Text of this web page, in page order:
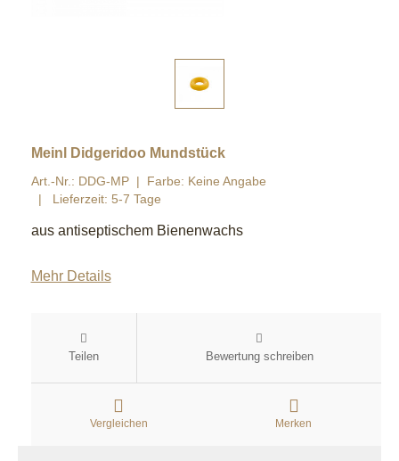
Meinl Didgeridoo Mundstück
Art.-Nr.: DDG-MP
Farbe: Keine Angabe
Lieferzeit: 5-7 Tage
aus antiseptischem Bienenwachs
Mehr Details
Teilen Bewertung schreiben
Vergleichen Merken